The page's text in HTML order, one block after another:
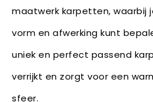
maatwerk karpetten, waarbij
vorm en afwerking kunt
uniek en perfect passend
verrijkt en zorgt voor een
sfeer.